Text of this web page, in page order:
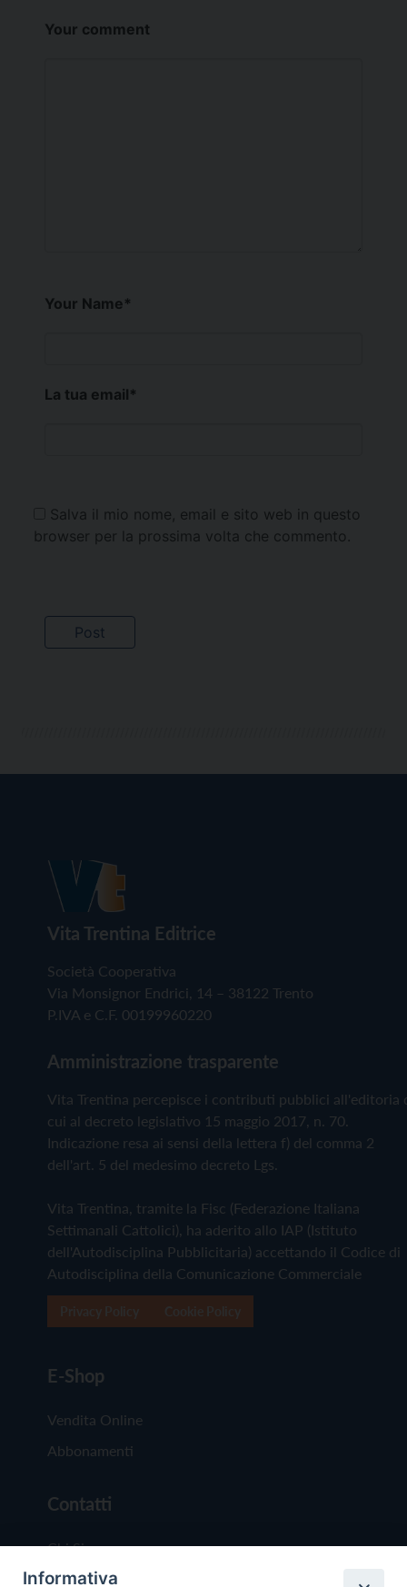
Your comment
Your Name*
La tua email*
Salva il mio nome, email e sito web in questo
browser per la prossima volta che commento.
Vita Trentina Editrice
Società Cooperativa
Via Monsignor Endrici, 14 – 38122 Trento
P.IVA e C.F. 00199960220
Amministrazione trasparente
Vita Trentina percepisce i contributi pubblici all'editoria
cui al decreto legislativo 15 maggio 2017, n. 70.
Indicazione resa ai sensi della lettera f) del comma 2
dell'art. 5 del medesimo decreto Lgs.
Vita Trentina, tramite la Fisc (Federazione Italiana
Settimanali Cattolici), ha aderito allo IAP (Istituto
dell'Autodisciplina Pubblicitaria) accettando il Codice di
Autodisciplina della Comunicazione Commerciale
E-Shop
Vendita Online
Abbonamenti
Contatti
Chi Siamo
Redazione
Informativa